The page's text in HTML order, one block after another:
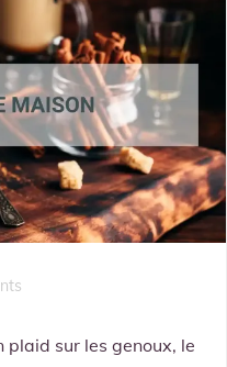
plaid sur les genoux, le